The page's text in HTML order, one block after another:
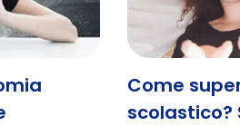
Come
scolastico?